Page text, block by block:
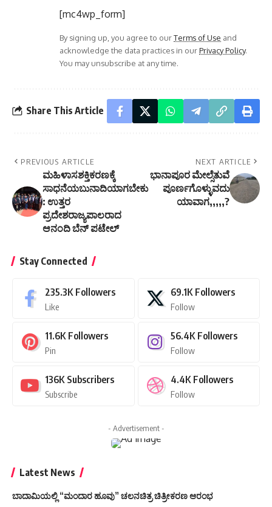
[mc4wp_form]
By signing up, you agree to ourTerms of Use and
acknowledge the data practices in ourPrivacy Policy.
You may unsubscribe at any time.
Share This Article
PREVIOUS ARTICLE
ಮಹಿಳಾಸಶಕ್ತಿಕರಣಕ್ಕೆ
ಸಾಧನೆಯಬುನಾದಿಯಾಗಬೇಕು
: ಉತ್ತರ
ಪ್ರದೇಶರಾಜ್ಯಪಾಲರಾದ
ಆನಂದಿ ಬೆನ್ ಪಟೇಲ್
NEXT ARTICLE
ಭಾನಾಪೂರ ಮೇಲ್ಸೆತುವೆ
ಪೂರ್ಣಗೊಳ್ಳುವದು
ಯಾವಾಗ,,,,,?
Stay Connected
235.3K Followers
Like
69.1K Followers
Follow
11.6K Followers
Pin
56.4K Followers
Follow
136K Subscribers
Subscribe
4.4K Followers
Follow
- Advertisement -
Latest News
ಬಾದಾಮಿಯಲ್ಲಿ “ಮಂದಾರ ಹೂವು” ಚಲನಚಿತ್ರ ಚಿತ್ರೀಕರಣ ಆರಂಭ